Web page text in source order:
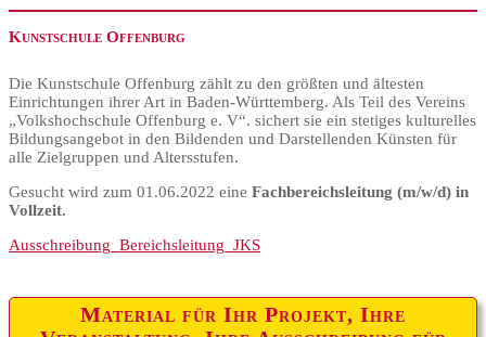
Kunstschule Offenburg
Die Kunstschule Offenburg zählt zu den größten und ältesten
Einrichtungen ihrer Art in Baden-Württemberg. Als Teil des Vereins
„Volkshochschule Offenburg e. V“. sichert sie ein stetiges kulturelles
Bildungsangebot in den Bildenden und Darstellenden Künsten für
alle Zielgruppen und Altersstufen.
Gesucht wird zum 01.06.2022 eine Fachbereichsleitung (m/w/d) in
Vollzeit.
Ausschreibung_Bereichsleitung_JKS
Material für Ihr Projekt, Ihre